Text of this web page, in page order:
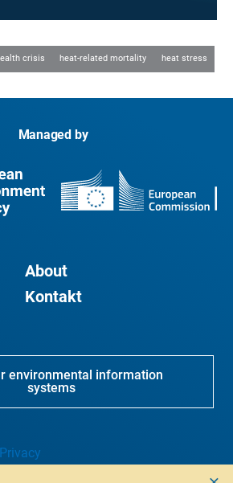
crisis heat-related mortality heat stress
Managed by
About
Kontakt
environmental information
systems
Privacy